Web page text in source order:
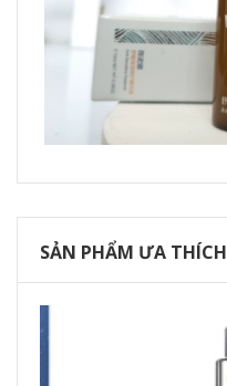
SẢN PHẨM ƯA THÍCH